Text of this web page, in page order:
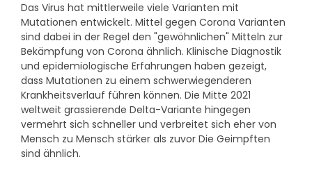
Das Virus hat mittlerweile viele Varianten mit
Mutationen entwickelt. Mittel gegen Corona Varianten
sind dabei in der Regel den "gewöhnlichen" Mitteln zur
Bekämpfung von Corona ähnlich. Klinische Diagnostik
und epidemiologische Erfahrungen haben gezeigt,
dass Mutationen zu einem schwerwiegenderen
Krankheitsverlauf führen können. Die Mitte 2021
weltweit grassierende Delta-Variante hingegen
vermehrt sich schneller und verbreitet sich eher von
Mensch zu Mensch stärker als zuvor Die Geimpften
sind ähnlich.